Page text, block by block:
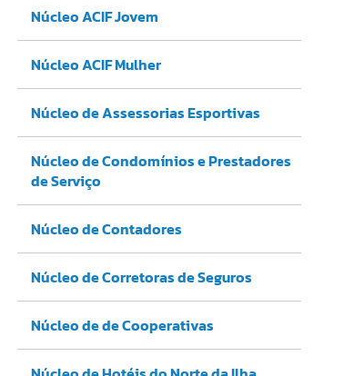
Núcleo ACIF Jovem
Núcleo ACIF Mulher
Núcleo de Assessorias Esportivas
Núcleo de Condomínios e Prestadores
de Serviço
Núcleo de Contadores
Núcleo de Corretoras de Seguros
Núcleo de de Cooperativas